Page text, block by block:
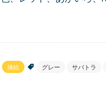
挿絵 グレー サバトラ